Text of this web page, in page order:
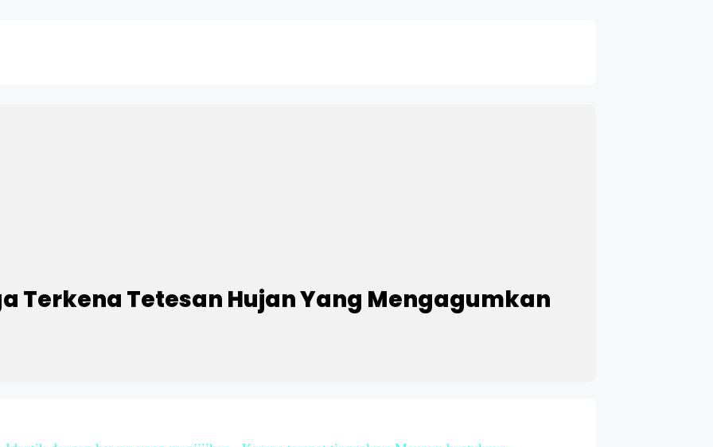
Terkena Tetesan Hujan Yang Mengagumkan